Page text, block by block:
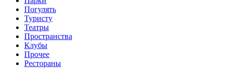
Погулять
Туристу
Театры
Пространства
Клубы
Прочее
Рестораны